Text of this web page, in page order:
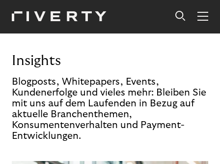
Insights
Blogposts, Whitepapers, Events,
Kundenerfolge und vieles mehr: Bleiben Sie
mit uns auf dem Laufenden in Bezug auf
aktuelle Branchenthemen,
Konsumentenverhalten und Payment-
Entwicklungen.